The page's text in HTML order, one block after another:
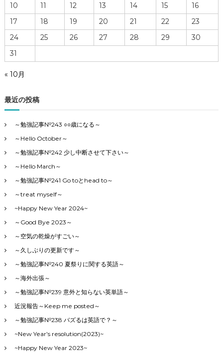
10
11 12 13 14 15
16
17
18 19 20 21 22
23
24
25 26 27 28 29
30
31
« 10月
最近の投稿
～勉強記事№243 ○○歳になる～
～Hello October～
～勉強記事№242 少し中断させて下さい～
～Hello March～
～勉強記事№241 Go toとhead to～
～treat myself～
~Happy New Year 2024~
～Good Bye 2023～
～空気の乾燥がすごい～
～久しぶりの更新です～
～勉強記事№240 夏祭りに関する英語～
～海外出張～
～勉強記事№239 意外と知らない英単語～
近況報告～Keep me posted～
～勉強記事№238 バズるは英語で？～
~New Year’s resolution(2023)~
~Happy New Year 2023~